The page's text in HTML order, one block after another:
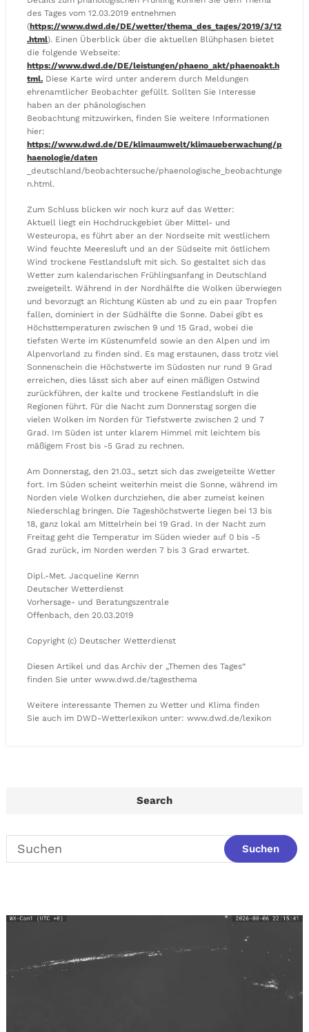
des Tages vom 12.03.2019 entnehmen
(https://www.dwd.de/DE/wetter/thema_des_tages/2019/3/12
.html). Einen Überblick über die aktuellen Blühphasen bietet
die folgende Webseite:
https://www.dwd.de/DE/leistungen/phaeno_akt/phaenoakt.h
tml. Diese Karte wird unter anderem durch Meldungen
ehrenamtlicher Beobachter gefüllt. Sollten Sie Interesse
haben an der phänologischen
Beobachtung mitzuwirken, finden Sie weitere Informationen
hier:
https://www.dwd.de/DE/klimaumwelt/klimaueberwachung/p
haenologie/daten
_deutschland/beobachtersuche/phaenologische_beobachtunge
n.html.
Zum Schluss blicken wir noch kurz auf das Wetter:
Aktuell liegt ein Hochdruckgebiet über Mittel- und
Westeuropa, es führt aber an der Nordseite mit westlichem
Wind feuchte Meeresluft und an der Südseite mit östlichem
Wind trockene Festlandsluft mit sich. So gestaltet sich das
Wetter zum kalendarischen Frühlingsanfang in Deutschland
zweigeteilt. Während in der Nordhälfte die Wolken überwiegen
und bevorzugt an Richtung Küsten ab und zu ein paar Tropfen
fallen, dominiert in der Südhälfte die Sonne. Dabei gibt es
Höchsttemperaturen zwischen 9 und 15 Grad, wobei die
tiefsten Werte im Küstenumfeld sowie an den Alpen und im
Alpenvorland zu finden sind. Es mag erstaunen, dass trotz viel
Sonnenschein die Höchstwerte im Südosten nur rund 9 Grad
erreichen, dies lässt sich aber auf einen mäßigen Ostwind
zurückführen, der kalte und trockene Festlandsluft in die
Regionen führt. Für die Nacht zum Donnerstag sorgen die
vielen Wolken im Norden für Tiefstwerte zwischen 2 und 7
Grad. Im Süden ist unter klarem Himmel mit leichtem bis
mäßigem Frost bis -5 Grad zu rechnen.
Am Donnerstag, den 21.03., setzt sich das zweigeteilte Wetter
fort. Im Süden scheint weiterhin meist die Sonne, während im
Norden viele Wolken durchziehen, die aber zumeist keinen
Niederschlag bringen. Die Tageshöchstwerte liegen bei 13 bis
18, ganz lokal am Mittelrhein bei 19 Grad. In der Nacht zum
Freitag geht die Temperatur im Süden wieder auf 0 bis -5
Grad zurück, im Norden werden 7 bis 3 Grad erwartet.
Dipl.-Met. Jacqueline Kernn
Deutscher Wetterdienst
Vorhersage- und Beratungszentrale
Offenbach, den 20.03.2019
Copyright (c) Deutscher Wetterdienst
Diesen Artikel und das Archiv der „Themen des Tages“
finden Sie unter www.dwd.de/tagesthema
Weitere interessante Themen zu Wetter und Klima finden
Sie auch im DWD-Wetterlexikon unter: www.dwd.de/lexikon
Search